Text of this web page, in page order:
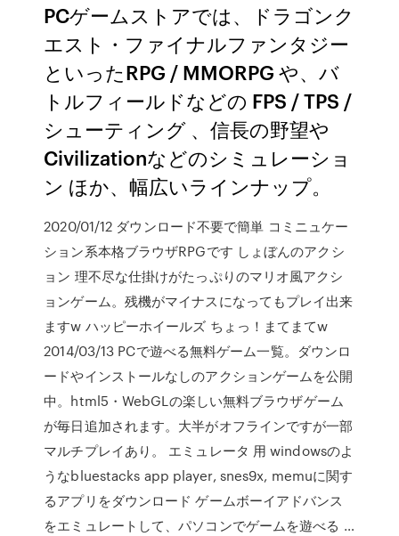
PCゲームストアでは、ドラゴンク
エスト・ファイナルファンタジー
といったRPG / MMORPG や、バ
トルフィールドなどの FPS / TPS /
シューティング 、信長の野望や
Civilizationなどのシミュレーショ
ン ほか、幅広いラインナップ。
2020/01/12 ダウンロード不要で簡単 コミニュケー
ション系本格ブラウザRPGです しょぼんのアクシ
ョン 理不尽な仕掛けがたっぷりのマリオ風アクシ
ョンゲーム。残機がマイナスになってもプレイ出来
ますw ハッピーホイールズ ちょっ！まてまてw
2014/03/13 PCで遊べる無料ゲーム一覧。ダウンロ
ードやインストールなしのアクションゲームを公開
中。html5・WebGLの楽しい無料ブラウザゲーム
が毎日追加されます。大半がオフラインですが一部
マルチプレイあり。 エミュレータ 用 windowsのよ
うなbluestacks app player, snes9x, memuに関す
るアプリをダウンロード ゲームボーイアドバンス
をエミュレートして、パソコンでゲームを遊べる …